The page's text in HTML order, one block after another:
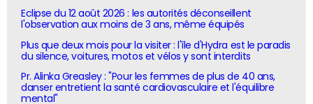
Eclipse du 12 août 2026 : les autorités déconseillent
l'observation aux moins de 3 ans, même équipés
Plus que deux mois pour la visiter : l'île d'Hydra est le paradis
du silence, voitures, motos et vélos y sont interdits
Pr. Alinka Greasley : "Pour les femmes de plus de 40 ans,
danser entretient la santé cardiovasculaire et l'équilibre
mental"